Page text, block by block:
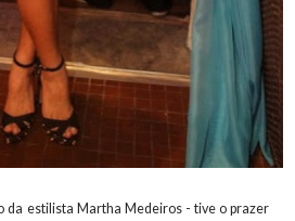
da estilista Martha Medeiros - tive o prazer